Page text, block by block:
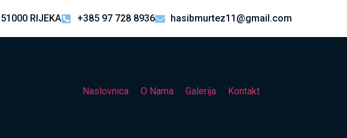
RIJEKA +385 97 728 8936 hasibmurtez11@gmail.com
Naslovnica O Nama Galerija Kontakt